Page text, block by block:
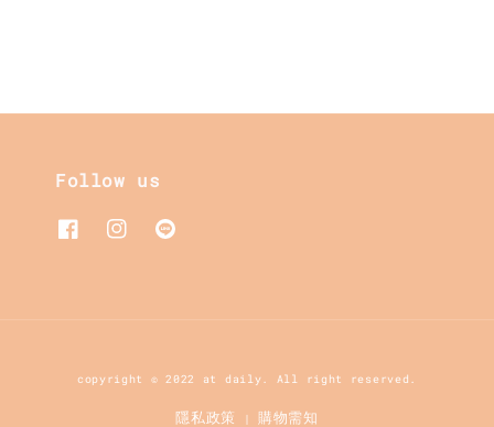
Follow us
copyright © 2022 at daily. All right reserved.
隱私政策 |購物需知